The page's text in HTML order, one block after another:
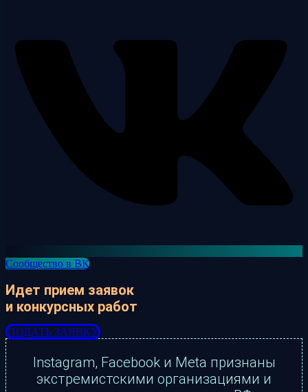
Сообщество в ВК
Идет прием заявок
и конкурсных работ
ПОДАТЬ ЗАЯВКУ
Instagram, Facebook и Meta признаны
экстремистскими организациями и